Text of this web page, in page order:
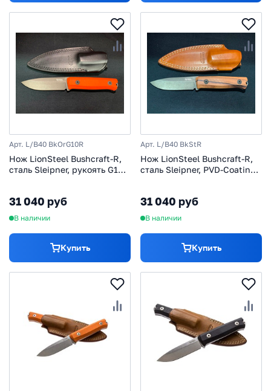
Арт. L/B40 BkOrG10R
Нож LionSteel Bushcraft-R,
сталь Sleipner, рукоять G10,
31 040 руб
В наличии
Купить
Арт. L/B40 BkStR
Нож LionSteel Bushcraft-R,
сталь Sleipner, PVD-Coating,
31 040 руб
В наличии
Купить